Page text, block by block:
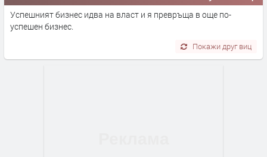
Успешният бизнес идва на власт и я превръща в още по-
успешен бизнес.
Покажи друг виц